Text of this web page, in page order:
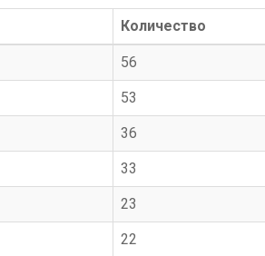
Количество
56
53
36
33
23
22